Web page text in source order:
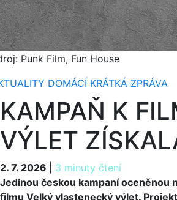
Punk Film, Fun House
DOMÁCÍ KRÁTKÁ ZPRÁVA
KAMPAŇ K
VÝLET
2. 7. 2026 3 minuty čtení
2. 7. 2026
Jedinou českou kampaní oceněnou
filmu Velký vlastenecký výlet.